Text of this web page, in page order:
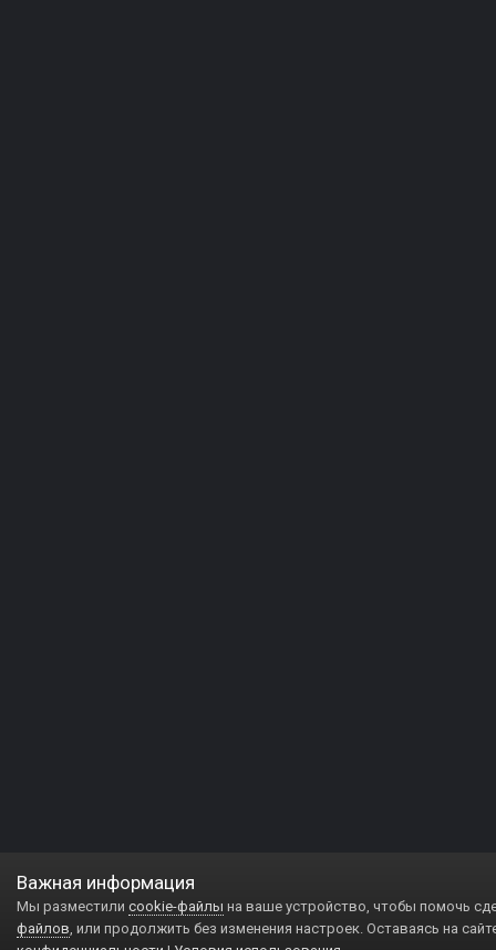
Важная информация
Мы разместили cookie-файлы на ваше устройство, чтобы помочь
файлов, или продолжить без изменения настроек. Оставаясь на